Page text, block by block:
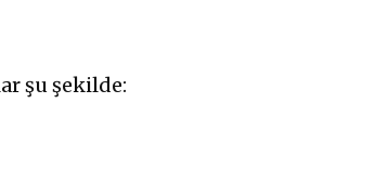
şu şekilde: